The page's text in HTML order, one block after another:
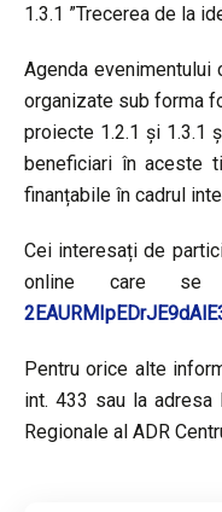
1.3.1 ”Trecerea de la
Agenda
organizate sub forma
proiecte 1.2.1 și 1.3.1
beneficiari în aceste
finanțabile în cadrul
Cei interesați de
online care se
Pentru orice alte
int. 433 sau la adresa
Regionale al ADR